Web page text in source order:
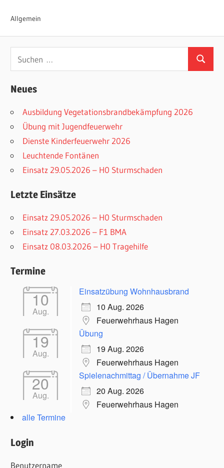
Allgemein
nach:
Suchen
Neues
Ausbildung Vegetationsbrandbekämpfung 2026
Übung mit Jugendfeuerwehr
Dienste Kinderfeuerwehr 2026
Leuchtende Fontänen
Einsatz 29.05.2026 – H0 Sturmschaden
Letzte Einsätze
Einsatz 29.05.2026 – H0 Sturmschaden
Einsatz 27.03.2026 – F1 BMA
Einsatz 08.03.2026 – H0 Tragehilfe
Termine
10
Aug.
Einsatzübung Wohnhausbrand
10 Aug. 2026
Feuerwehrhaus Hagen
19
Aug.
Übung
19 Aug. 2026
Feuerwehrhaus Hagen
20
Aug.
Spielenachmittag / Übernahme JF
20 Aug. 2026
Feuerwehrhaus Hagen
alle Termine
Login
Benutzername